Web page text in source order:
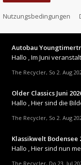
Nutzungsbedingungen
Autobau
The Recycler, So 2. Aug
Older Classics Juni
The Recycler, So 2. Aug
Klassikwelt Bodensee
The Recycler, Do 23. Jul